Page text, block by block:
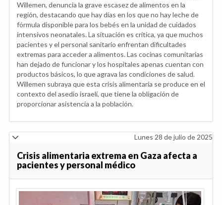
Willemen, denuncia la grave escasez de alimentos en la
región, destacando que hay días en los que no hay leche de
fórmula disponible para los bebés en la unidad de cuidados
intensivos neonatales. La situación es crítica, ya que muchos
pacientes y el personal sanitario enfrentan dificultades
extremas para acceder a alimentos. Las cocinas comunitarias
han dejado de funcionar y los hospitales apenas cuentan con
productos básicos, lo que agrava las condiciones de salud.
Willemen subraya que esta crisis alimentaria se produce en el
contexto del asedio israelí, que tiene la obligación de
proporcionar asistencia a la población.
Lunes 28 de julio de 2025
Crisis alimentaria extrema en Gaza afecta a
pacientes y personal médico